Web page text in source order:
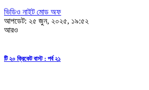
ভিডিও নাইট মোড অফ
আপডেট: ২৫ জুন, ২০২৫, ১৯:৫২
আরও
টি ২০ ক্রিকেট বাস্ট : পর্ব ২১